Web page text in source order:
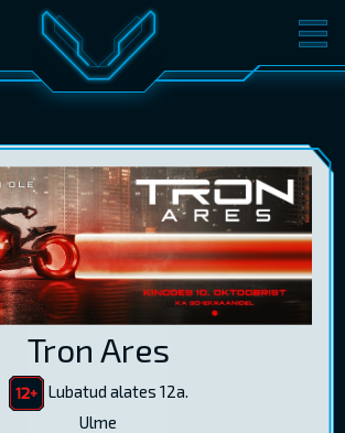
PILETID
V-KLUBI
KINKEKAARDID
Tron Ares
Lubatud alates 12a.
Ulme